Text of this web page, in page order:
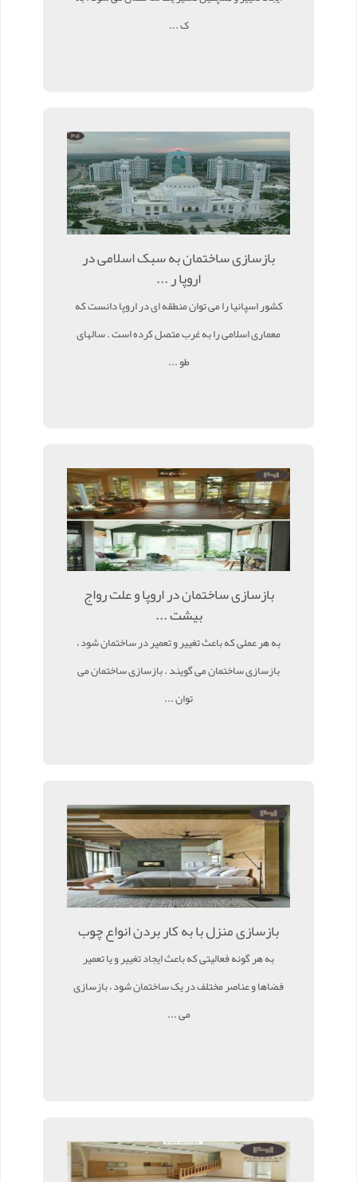
ک ...
بازسازی ساختمان به سبک اسلامی در
اروپا ر ...
کشور اسپانیا را می توان منطقه ای در اروپا دانست که
معماری اسلامی را به غرب متصل کرده است . سالهای
طو ...
بازسازی ساختمان در اروپا و علت رواج
بیشت ...
به هر عملی که باعث تغییر و تعمیر در ساختمان شود ،
بازسازی ساختمان می گویند . بازسازی ساختمان می
توان ...
بازسازی منزل با به کار بردن انواع چوب
به هر گونه فعالیتی که باعث ایجاد تغییر و یا تعمیر
فضاها و عناصر مختلف در یک ساختمان شود ، بازسازی
می ...